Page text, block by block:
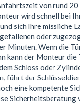
von rund 20
wird schnell bei
sich Ihre missliche
oder
Minuten. Wenn die
kann der Monteur die
Schloss oder
führt der
eine kompetente
Sicherheitsberatung